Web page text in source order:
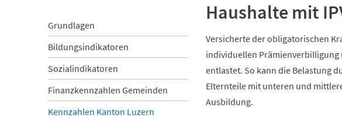
Haushalte mit
Versicherte der obligatorischen
individuellen Prämienverbilligung
entlastet. So kann die Belastung
Elternteile mit unteren und
Ausbildung.
Navigation
überspringen
Grundlagen
Bildungsindikatoren
Sozialindikatoren
Finanzkennzahlen Gemeinden
Kennzahlen Kanton Luzern